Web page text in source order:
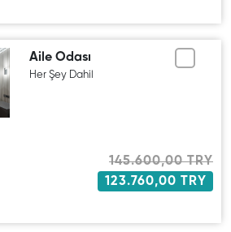
Aile Odası
Her Şey Dahil
145.600,00 TRY
123.760,00 TRY